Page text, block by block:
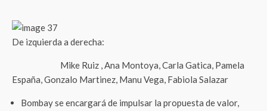
De izquierda a derecha:
Mike Ruiz , Ana Montoya, Carla Gatica, Pamela
España, Gonzalo Martinez, Manu Vega, Fabiola Salazar
Bombay se encargará de impulsar la propuesta de valor,